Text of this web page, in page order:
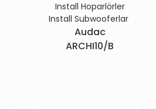
Install Hoparlörler
Install Subwooferlar
Audac
ARCHI10/B